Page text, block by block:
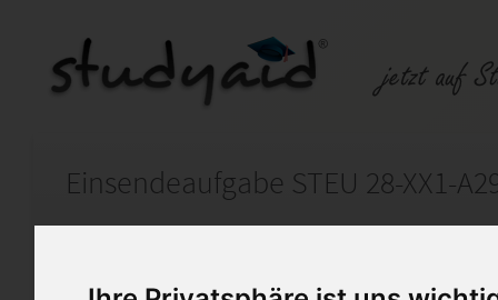
Einsendeaufgabe STEU 28-XX1-